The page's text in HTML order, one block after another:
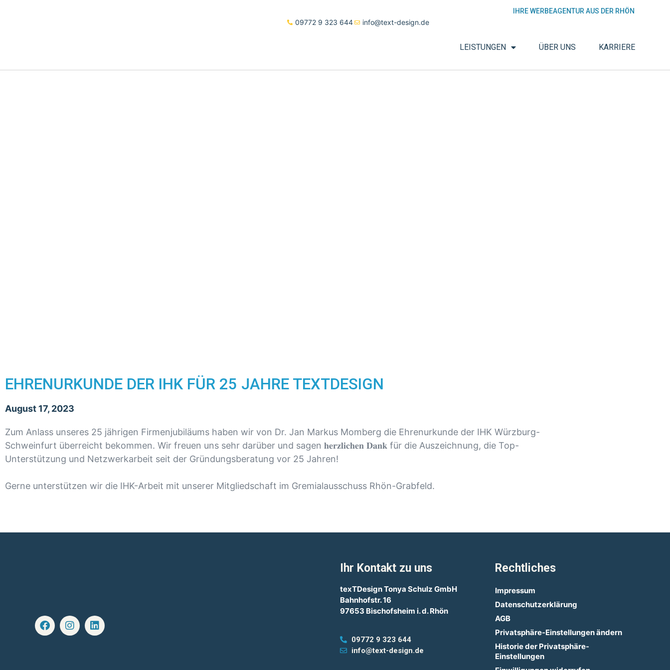
IHRE WERBEAGENTUR AUS DER RHÖN
09772 9 323 644 info@text-design.de
LEISTUNGEN ÜBER UNS KARRIERE
EHRENURKUNDE DER IHK FÜR 25 JAHRE TEXTDESIGN
August 17, 2023
Zum Anlass unseres 25 jährigen Firmenjubiläums haben wir von Dr. Jan Markus Momberg die Ehrenurkunde der IHK Würzburg-
Schweinfurt überreicht bekommen. Wir freuen uns sehr darüber und sagen 𝐡𝐞𝐫𝐳𝐥𝐢𝐜𝐡𝐞𝐧 𝐃𝐚𝐧𝐤 für die Auszeichnung, die Top-
Unterstützung und Netzwerkarbeit seit der Gründungsberatung vor 25 Jahren!
Gerne unterstützen wir die IHK-Arbeit mit unserer Mitgliedschaft im Gremialausschuss Rhön-Grabfeld.
Ihr Kontakt zu uns
texTDesign Tonya Schulz GmbH
Bahnhofstr. 16
97653 Bischofsheim i. d. Rhön
09772 9 323 644
info@text-design.de
Rechtliches
Impressum
Datenschutzerklärung
AGB
Privatsphäre-Einstellungen ändern
Historie der Privatsphäre-
Einstellungen